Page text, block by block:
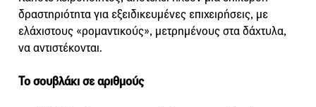
δραστηριότητα για εξειδικευμένες επιχειρήσεις, με
ελάχιστους «ρομαντικούς», μετρημένους στα δάχτυλα,
να αντιστέκονται.
Το σουβλάκι σε αριθμούς